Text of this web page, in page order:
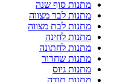
מתנות סוף שנה
מתנות לבר מצווה
מתנות לבת מצווה
מתנות לחינה
מתנות לחתונה
מתנות שחרור
מתנות גיוס
מתנות תודה